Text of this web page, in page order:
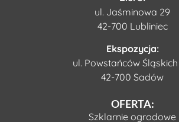
ul. Jaśminowa 29
42-700 Lubliniec
Ekspozycja:
ul. Powstańców Śląskich
42-700 Sadów
OFERTA:
Szklarnie ogrodowe